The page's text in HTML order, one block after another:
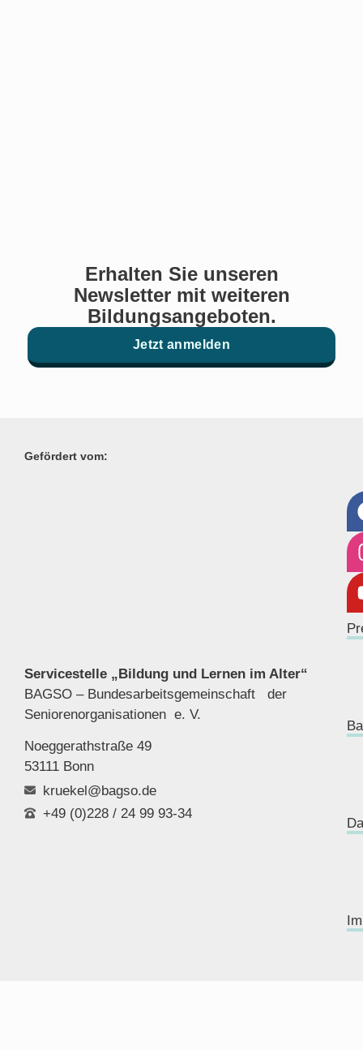
Erhalten Sie unseren
Newsletter mit weiteren
Bildungsangeboten.
Jetzt anmelden
Gefördert vom:
Servicestelle „Bildung und Lernen im Alter“
BAGSO – Bundesarbeitsgemeinschaft der
Seniorenorganisationen e. V.
Noeggerathstraße 49
53111 Bonn
kruekel@bagso.de
+49 (0)228 / 24 99 93-34